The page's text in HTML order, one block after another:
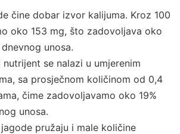
čine dobar izvor kalijuma. Kroz 100
oko 153 mg, što zadovoljava oko
unosa.
nutrijent se nalazi u umjerenim
sa prosječnom količinom od 0,4
čime zadovoljavamo oko 19%
unosa.
jagode pružaju i male količine